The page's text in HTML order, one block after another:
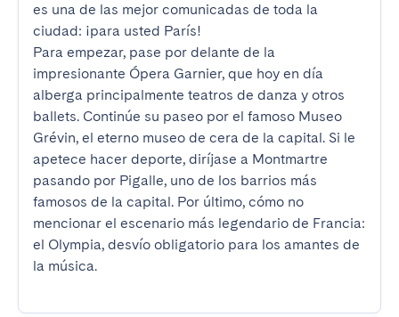
es una de las mejor comunicadas de toda la
ciudad: ¡para usted París!
Para empezar, pase por delante de la
impresionante Ópera Garnier, que hoy en día
alberga principalmente teatros de danza y otros
ballets. Continúe su paseo por el famoso Museo
Grévin, el eterno museo de cera de la capital. Si le
apetece hacer deporte, diríjase a Montmartre
pasando por Pigalle, uno de los barrios más
famosos de la capital. Por último, cómo no
mencionar el escenario más legendario de Francia:
el Olympia, desvío obligatorio para los amantes de
la música.